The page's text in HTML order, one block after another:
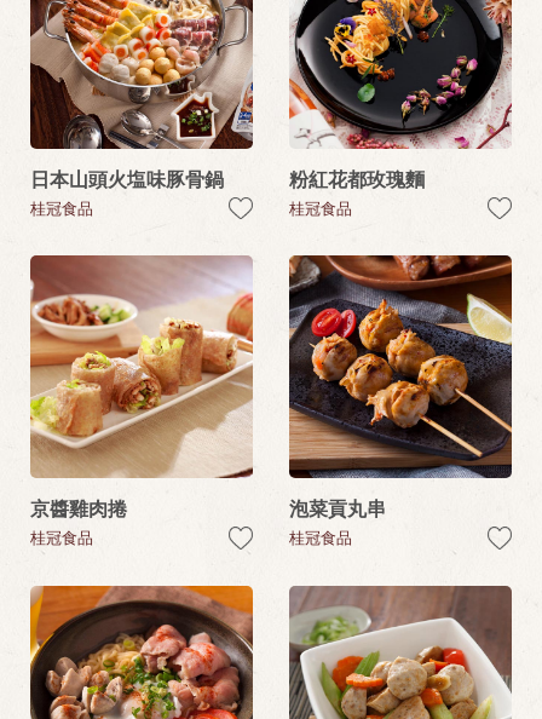
日本山頭火塩味豚骨鍋
桂冠食品
粉紅花都玫瑰麵
桂冠食品
京醬雞肉捲
桂冠食品
泡菜貢丸串
桂冠食品